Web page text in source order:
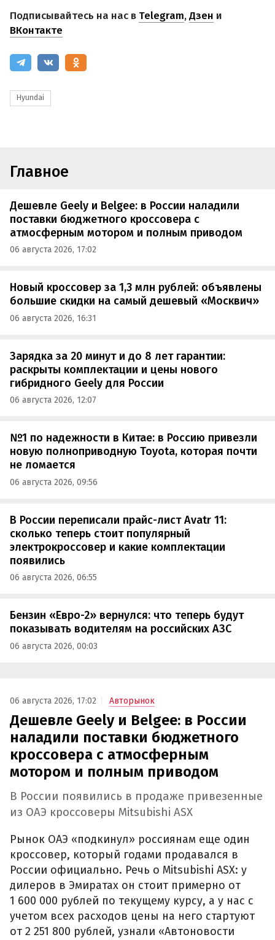
Подписывайтесь на нас в Telegram,Дзен и
ВКонтакте
Hyundai
Главное
Дешевле Geely и Belgee: в России наладили
поставки бюджетного кроссовера с
атмосферным мотором и полным приводом
06 августа 2026, 17:02
Новый кроссовер за 1,3 млн рублей: объявлены
большие скидки на самый дешевый «Москвич»
06 августа 2026, 16:31
Зарядка за 20 минут и до 8 лет гарантии:
раскрыты комплектации и цены нового
гибридного Geely для России
06 августа 2026, 12:07
№1 по надежности в Китае: в Россию привезли
новую полноприводную Toyota, которая почти
не ломается
06 августа 2026, 09:56
В России переписали прайс-лист Avatr 11:
сколько теперь стоит популярный
электрокроссовер и какие комплектации
появились
06 августа 2026, 06:55
Бензин «Евро-2» вернулся: что теперь будут
показывать водителям на российских АЗС
06 августа 2026, 00:03
06 августа 2026, 17:02 Авторынок
Дешевле Geely и Belgee: в России
наладили поставки бюджетного
кроссовера с атмосферным
мотором и полным приводом
В России появились в продаже привезенные
из ОАЭ кроссоверы Mitsubishi ASX
Рынок ОАЭ «подкинул» россиянам еще один
кроссовер, который годами продавался в
России официально. Речь о Mitsubishi ASX: у
дилеров в Эмиратах он стоит примерно от
1 600 000 рублей по текущему курсу, а у нас с
учетом всех расходов цены на него стартуют
от 2 251 800 рублей, узнали «Автоновости